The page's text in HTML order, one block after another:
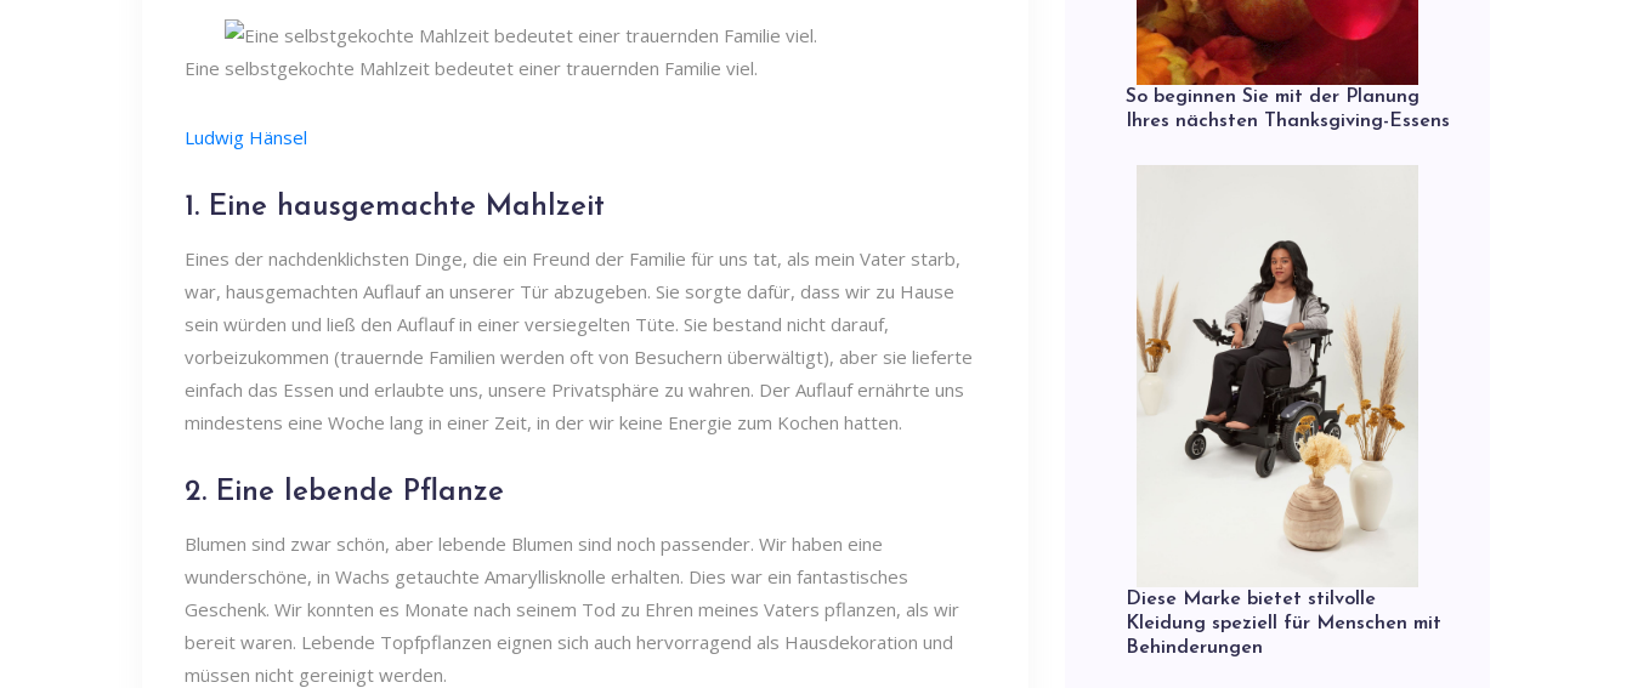
Eine selbstgekochte Mahlzeit bedeutet einer trauernden Familie viel.
Ludwig Hänsel
1. Eine hausgemachte Mahlzeit
Eines der nachdenklichsten Dinge, die ein Freund der Familie für uns tat, als mein Vater starb,
war, hausgemachten Auflauf an unserer Tür abzugeben. Sie sorgte dafür, dass wir zu Hause
sein würden und ließ den Auflauf in einer versiegelten Tüte. Sie bestand nicht darauf,
vorbeizukommen (trauernde Familien werden oft von Besuchern überwältigt), aber sie lieferte
einfach das Essen und erlaubte uns, unsere Privatsphäre zu wahren. Der Auflauf ernährte uns
mindestens eine Woche lang in einer Zeit, in der wir keine Energie zum Kochen hatten.
2. Eine lebende Pflanze
Blumen sind zwar schön, aber lebende Blumen sind noch passender. Wir haben eine
wunderschöne, in Wachs getauchte Amaryllisknolle erhalten. Dies war ein fantastisches
Geschenk. Wir konnten es Monate nach seinem Tod zu Ehren meines Vaters pflanzen, als wir
bereit waren. Lebende Topfpflanzen eignen sich auch hervorragend als Hausdekoration und
müssen nicht gereinigt werden.
So beginnen Sie mit der Planung
Ihres nächsten Thanksgiving-Essens
Diese Marke bietet stilvolle
Kleidung speziell für Menschen mit
Behinderungen